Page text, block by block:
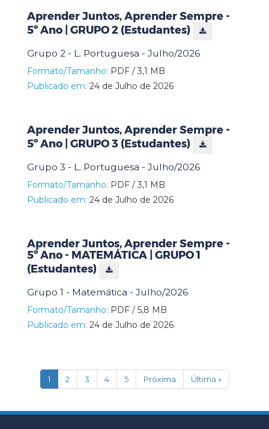
Aprender Juntos, Aprender Sempre -
5º Ano | GRUPO 2 (Estudantes)
Grupo 2 - L. Portuguesa - Julho/2026
Formato/Tamanho: PDF / 3,1 MB
Publicado em: 24 de Julho de 2026
Aprender Juntos, Aprender Sempre -
5º Ano | GRUPO 3 (Estudantes)
Grupo 3 - L. Portuguesa - Julho/2026
Formato/Tamanho: PDF / 3,1 MB
Publicado em: 24 de Julho de 2026
Aprender Juntos, Aprender Sempre -
5º Ano - MATEMÁTICA | GRUPO 1
(Estudantes)
Grupo 1 - Matemática - Julho/2026
Formato/Tamanho: PDF / 5,8 MB
Publicado em: 24 de Julho de 2026
1(current)
2 3 4 5 Próxima Última »